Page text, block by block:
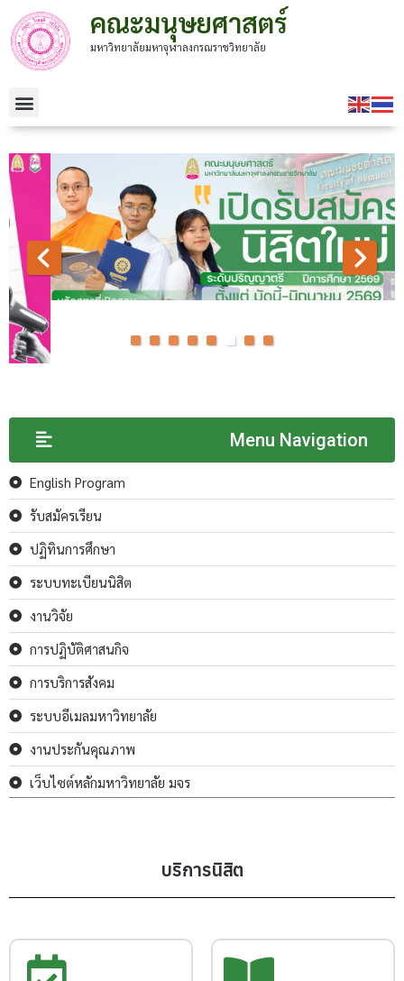
คณะมนุษยศาสตร์
มหาวิทยาลัยมหาจุฬาลงกรณราชวิทยาลัย
Menu Navigation
English Program
รับสมัครเรียน
ปฏิทินการศึกษา
ระบบทะเบียนนิสิต
งานวิจัย
การปฏิบัติศาสนกิจ
การบริการสังคม
ระบบอีเมลมหาวิทยาลัย
งานประกันคุณภาพ
เว็บไซต์หลักมหาวิทยาลัย มจร
บริการนิสิต